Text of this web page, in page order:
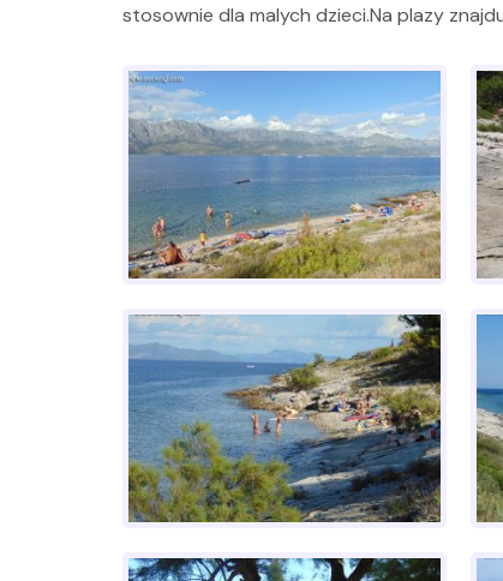
stosownie dla malych dzieci.Na plazy